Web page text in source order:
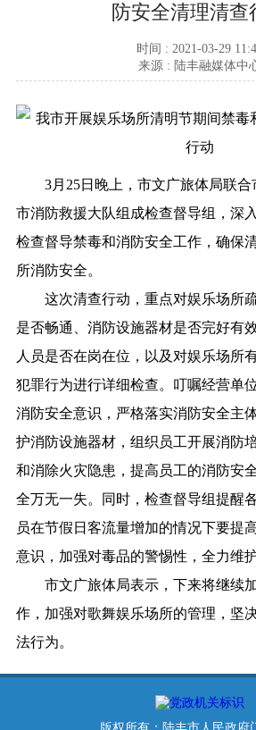
防安全清理清查
时间 : 2021-03-29
来源 : 陆丰融媒体中
3月25日晚上，市文广旅体局联合
市消防救援大队组成检查督导组，深
检查督导禁毒和消防安全工作，确保
所消防安全。
这次清查行动，重点对娱乐场所疏
是否畅通、消防设施器材是否完好有
人员是否在岗在位，以及对娱乐场所
犯罪行为进行详细检查。叮嘱经营单
消防安全意识，严格落实消防安全主
护消防设施器材，组织员工开展消防
和消除火灾隐患，提高员工的消防安
全万无一失。同时，检查督导组提醒
员在节假日客流量增加的情况下要提
意识，加强对毒品的警惕性，全力维
市文广旅体局表示，下来将继续
作，加强对歌舞娱乐场所的管理，坚
法行为。